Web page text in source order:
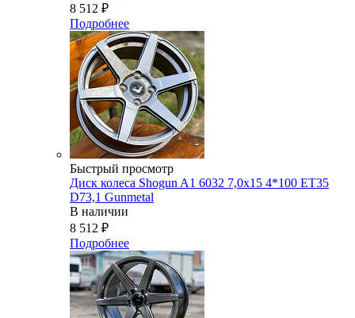
8 512 ₽
Подробнее
Быстрый просмотр
Диск колеса Shogun A1 6032 7,0x15 4*100 ET35
D73,1 Gunmetal
В наличии
8 512 ₽
Подробнее